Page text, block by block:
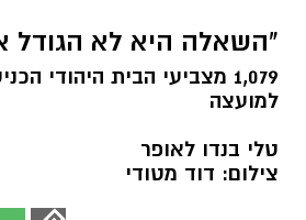
"השאלה היא לא הגודל
1,079 מצביעי הבית היהודי
למועצה
טלי בנדו לאופר
צילום: דוד מטודי